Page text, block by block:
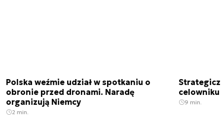
Polska weźmie udział w spotkaniu o
obronie przed dronami. Naradę
organizują Niemcy
2 min.
9 min.